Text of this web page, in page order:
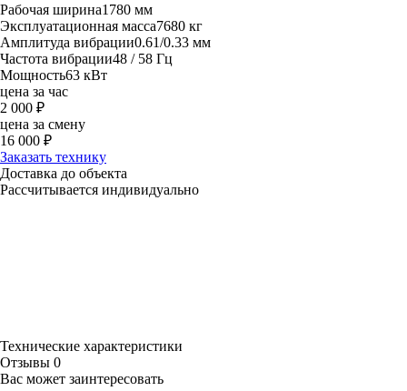
Рабочая ширина1780 мм
Эксплуатационная масса7680 кг
Амплитуда вибрации0.61/0.33 мм
Частота вибрации48 / 58 Гц
Мощность63 кВт
цена за час
2 000 ₽
цена за смену
16 000 ₽
Заказать технику
Доставка до объекта
Рассчитывается индивидуально
Технические характеристики
Отзывы 0
Вас может заинтересовать